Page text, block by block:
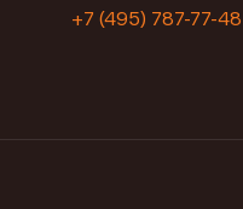
+7 (495) 787-77-48